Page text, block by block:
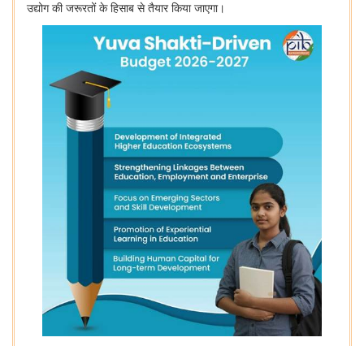
उद्योग की जरूरतों के हिसाब से तैयार किया जाएगा।